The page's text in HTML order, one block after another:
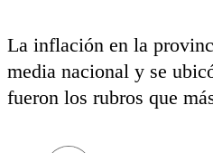
La inflación en la
media nacional y se
fueron los rubros que